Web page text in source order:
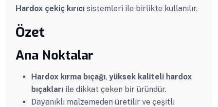
Hardox çekiç kırıcı sistemleri ile birlikte kullanılır.
Özet
Ana Noktalar
Hardox kırma bıçağı, yüksek kaliteli hardox
bıçakları ile dikkat çeken bir üründür.
Dayanıklı malzemeden üretilir ve çeşitli